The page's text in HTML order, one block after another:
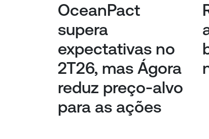
OceanPact
supera
expectativas no
2T26, mas Ágora
reduz preço-alvo
para as ações